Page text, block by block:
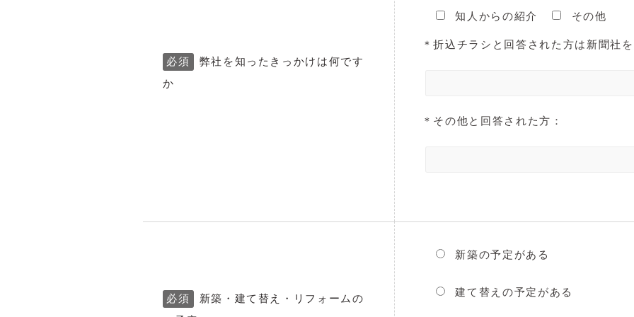
必須 弊社を知ったきっかけは何です
か
知人からの紹介 その他
＊折込チラシと回答された方は新聞社
＊その他と回答された方：
必須 新築・建て替え・リフォームの
新築の予定がある
建て替えの予定がある